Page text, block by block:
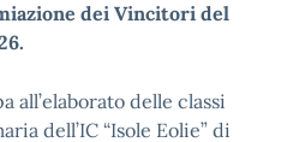
dei Vincitori del
all’elaborato delle classi
dell’IC “Isole Eolie” di